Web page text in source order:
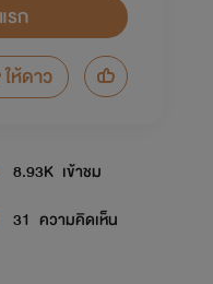
รก
ให้ดาว
8.93K เข้าชม
31 ความคิดเห็น